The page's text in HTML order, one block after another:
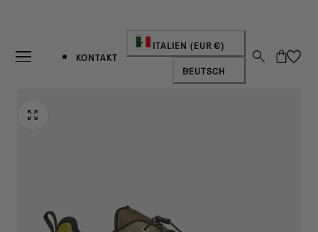
KONTAKT
Land/Region
ITALIEN (EUR €)
Sprache
DEUTSCH
Warenkorb